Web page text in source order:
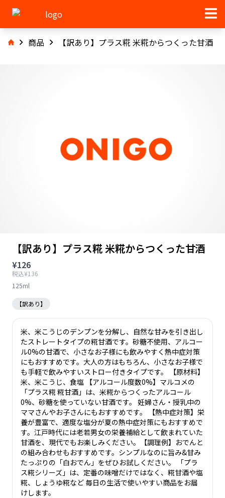
商品 【訳あり】プラス糀 米糀からつくった甘酒
【訳あり】プラス糀 米糀からつくった甘酒
¥126
税込¥136
125ml
【訳あり】
米、米こうじのデンプンを分解し、自然な甘みを引き出し
たストレートタイプの糀甘酒です。砂糖不使用、アルコー
ル0%の甘酒で、小さなお子様にも飲みやすく熱中症対策
にもおすすめです。大人の方はもちろん、小さなお子様で
も手軽で飲みやすいストロー付きタイプです。 【原材料】
米、米こうじ、食塩 【アルコール度数0%】マルコメの
「プラス糀 糀甘酒」は、米糀からつくったアルコール
0%、砂糖を使っていない甘酒です。 妊婦さん・授乳中の
ママさんやお子さんにもおすすめです。 【熱中症対策】栄
養が豊富で、適度な塩分が夏の熱中症対策にもおすすめで
す。江戸時代には老若男女の栄養補給として飲まれていた
甘酒を、現代でもお楽しみください。【調理例】おでんと
の組み合わせもおすすめです。シンプルなのに旨み&甘み
たっぷりの「白おでん」をぜひお試しください。 「プラ
ス糀シリーズ」は、定番の味噌だけではなく、糀甘酒や塩
糀、しょうゆ糀など 毎日の生活で使いやすい商品をお届
けします。